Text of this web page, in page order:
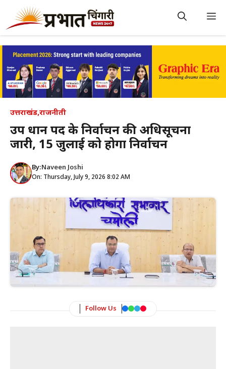
content
उत्तराखंड,राजनीती
उप प्रधान पद के निर्वाचन की अधिसूचना
जारी, 15 जुलाई को होगा निर्वाचन
By:Naveen Joshi
On: Thursday, July 9, 2026 8:02 AM
Follow Us